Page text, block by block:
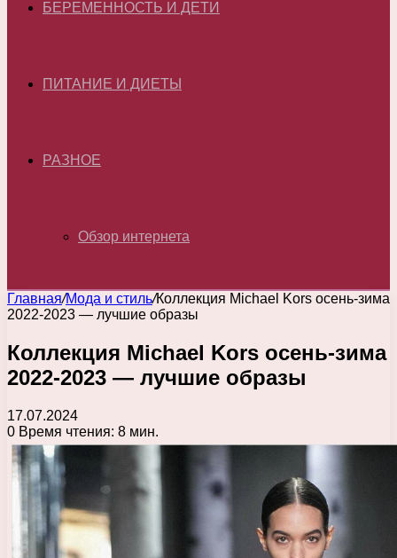
БЕРЕМЕННОСТЬ И ДЕТИ
ПИТАНИЕ И ДИЕТЫ
РАЗНОЕ
Обзор интернета
Главная/Мода и стиль/Коллекция Michael Kors осень-зима
2022-2023 — лучшие образы
Коллекция Michael Kors осень-зима
2022-2023 — лучшие образы
17.07.2024
0 Время чтения: 8 мин.